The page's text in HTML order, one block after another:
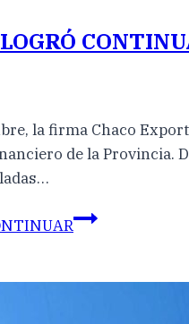
la firma Chaco
de la Provincia.